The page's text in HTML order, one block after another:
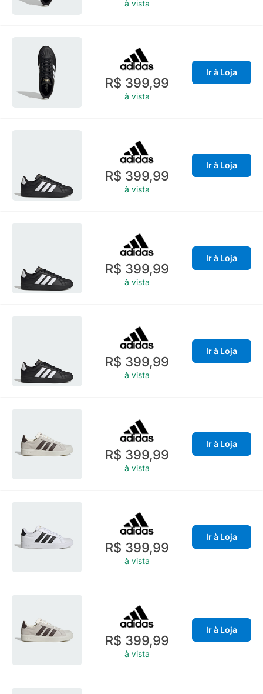
à vista
R$ 399,99
à vista
Ir à Loja
R$ 399,99
à vista
Ir à Loja
R$ 399,99
à vista
Ir à Loja
R$ 399,99
à vista
Ir à Loja
R$ 399,99
à vista
Ir à Loja
R$ 399,99
à vista
Ir à Loja
R$ 399,99
à vista
Ir à Loja